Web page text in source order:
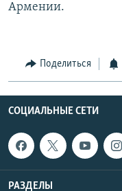
Армении.
Поделиться
СОЦИАЛЬНЫЕ СЕТИ
РАЗДЕЛЫ